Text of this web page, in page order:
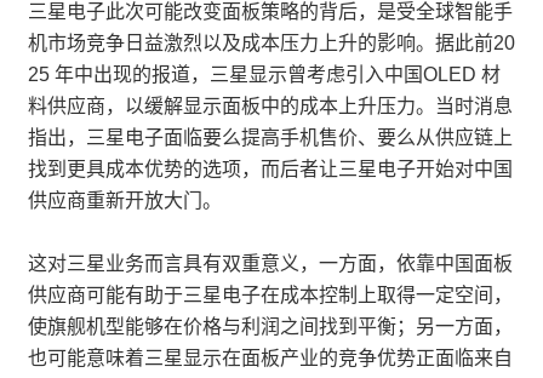
三星电子此次可能改变面板策略的背后，是受全球智能手
机市场竞争日益激烈以及成本压力上升的影响。据此前20
25 年中出现的报道，三星显示曾考虑引入中国OLED 材
料供应商，以缓解显示面板中的成本上升压力。当时消息
指出，三星电子面临要么提高手机售价、要么从供应链上
找到更具成本优势的选项，而后者让三星电子开始对中国
供应商重新开放大门。
这对三星业务而言具有双重意义，一方面，依靠中国面板
供应商可能有助于三星电子在成本控制上取得一定空间，
使旗舰机型能够在价格与利润之间找到平衡；另一方面，
也可能意味着三星显示在面板产业的竞争优势正面临来自